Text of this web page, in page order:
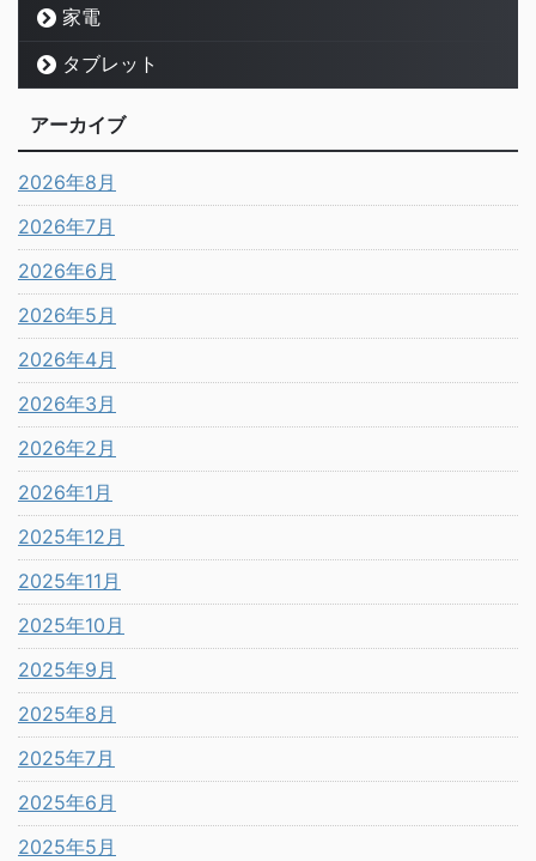
家電
タブレット
アーカイブ
2026年8月
2026年7月
2026年6月
2026年5月
2026年4月
2026年3月
2026年2月
2026年1月
2025年12月
2025年11月
2025年10月
2025年9月
2025年8月
2025年7月
2025年6月
2025年5月